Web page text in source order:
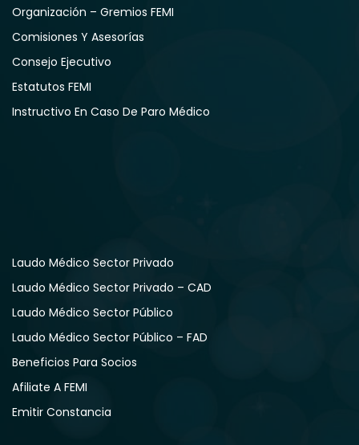
Organización – Gremios FEMI
Comisiones Y Asesorías
Consejo Ejecutivo
Estatutos FEMI
Instructivo En Caso De Paro Médico
Laudo Médico Sector Privado
Laudo Médico Sector Privado – CAD
Laudo Médico Sector Público
Laudo Médico Sector Público – FAD
Beneficios Para Socios
Afiliate A FEMI
Emitir Constancia